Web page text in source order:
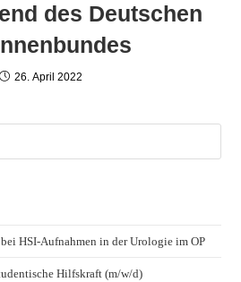
des Deutschen
26. April 2022
HSI-Aufnahmen in der Urologie im OP
Hilfskraft (m/w/d)